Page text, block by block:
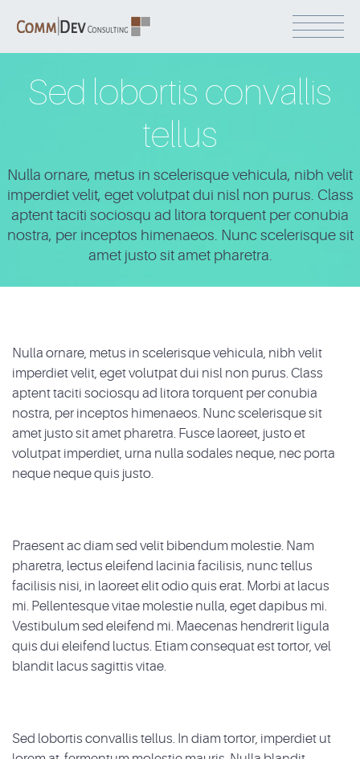
Sed lobortis convallis
tellus
Nulla ornare, metus in scelerisque vehicula, nibh velit
imperdiet velit, eget volutpat dui nisl non purus. Class
aptent taciti sociosqu ad litora torquent per conubia
nostra, per inceptos himenaeos. Nunc scelerisque sit
amet justo sit amet pharetra.
Nulla ornare, metus in scelerisque vehicula, nibh velit
imperdiet velit, eget volutpat dui nisl non purus. Class
aptent taciti sociosqu ad litora torquent per conubia
nostra, per inceptos himenaeos. Nunc scelerisque sit
amet justo sit amet pharetra. Fusce laoreet, justo et
volutpat imperdiet, urna nulla sodales neque, nec porta
neque neque quis justo.
Praesent ac diam sed velit bibendum molestie. Nam
pharetra, lectus eleifend lacinia facilisis, nunc tellus
facilisis nisi, in laoreet elit odio quis erat. Morbi at lacus
mi. Pellentesque vitae molestie nulla, eget dapibus mi.
Vestibulum sed eleifend mi. Maecenas hendrerit ligula
quis dui eleifend luctus. Etiam consequat est tortor, vel
blandit lacus sagittis vitae.
Sed lobortis convallis tellus. In diam tortor, imperdiet ut